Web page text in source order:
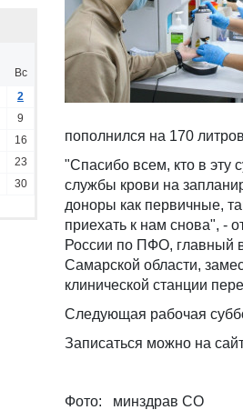
Вс
2
9
16
23
30
пополнился на 170
"Спасибо всем, кто в эту
службы крови на
доноры как первичные,
приехать к нам снова", -
России по ПФО, главный
Самарской области,
клинической станции
Следующая рабочая
Записаться можно на
Фото: минздрав СО